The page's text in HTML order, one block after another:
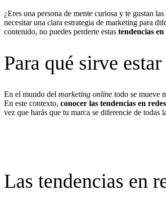
¿Eres una persona de mente curiosa y te gustan las
necesitar una clara estrategia de marketing para
contenido, no puedes perderte estas tendencias
Para qué sirve
En el mundo del marketing online todo se mueve
En este contexto, conocer las tendencias en
vez que harás que tu marca se diferencie de todas
Las tendencias en